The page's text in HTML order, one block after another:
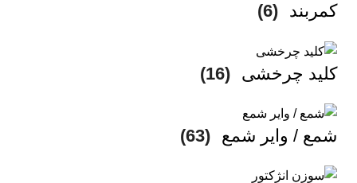
کمربند (6)
کلید چرخشی (16)
شمع / وایر شمع (63)